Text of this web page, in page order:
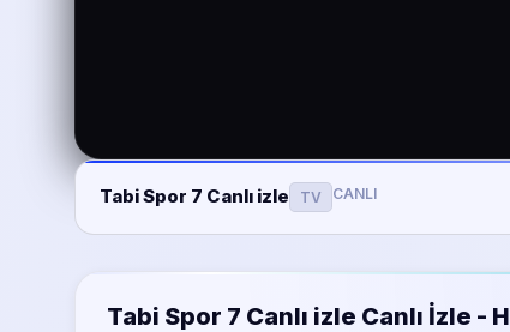
Tabi Spor 7 Canlı izle TV CANLI
Tabi Spor 7 Canlı izle Canlı İzle -